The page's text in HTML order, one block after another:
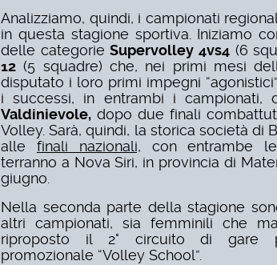
Analizziamo, quindi, i campionati
in questa stagione sportiva. Iniziamo
delle categorieSupervolley 4vs4 (6
12 (5 squadre) che, nei primi mesi
disputato i loro primi impegni
i successi, in entrambi i campionati,
Valdinievole, dopo due finali
Volley. Sarà, quindi, la storica società di
alle finali nazionali, con entrambe
terranno a Nova Siri, in provincia di
giugno.
Nella seconda parte della stagione
altri campionati, sia femminili che
riproposto il 2° circuito di gare
promozionale “Volley School”.